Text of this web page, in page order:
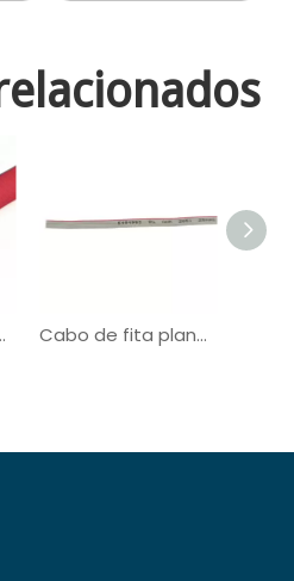
UL21016 Cabo de fita plano de fio de conexão UL2651